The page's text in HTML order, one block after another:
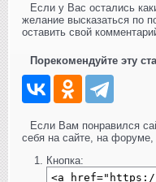
Если у Вас остались
желание высказаться по
оставить свой
Порекомендуйте эту
Если Вам понравился
себя на сайте, на форуме,
Кнопка: